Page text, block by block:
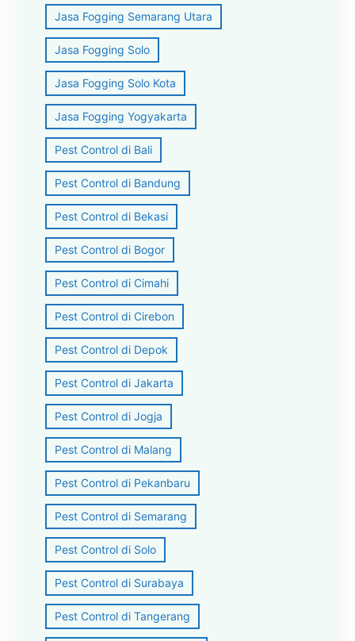
Jasa Fogging Semarang Utara
Jasa Fogging Solo
Jasa Fogging Solo Kota
Jasa Fogging Yogyakarta
Pest Control di Bali
Pest Control di Bandung
Pest Control di Bekasi
Pest Control di Bogor
Pest Control di Cimahi
Pest Control di Cirebon
Pest Control di Depok
Pest Control di Jakarta
Pest Control di Jogja
Pest Control di Malang
Pest Control di Pekanbaru
Pest Control di Semarang
Pest Control di Solo
Pest Control di Surabaya
Pest Control di Tangerang